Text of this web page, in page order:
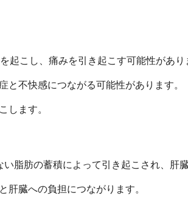
起こし、痛みを引き起こす可能性があり
不快感につながる可能性があります。
します。
脂肪の蓄積によって引き起こされ、肝
肝臓への負担につながります。